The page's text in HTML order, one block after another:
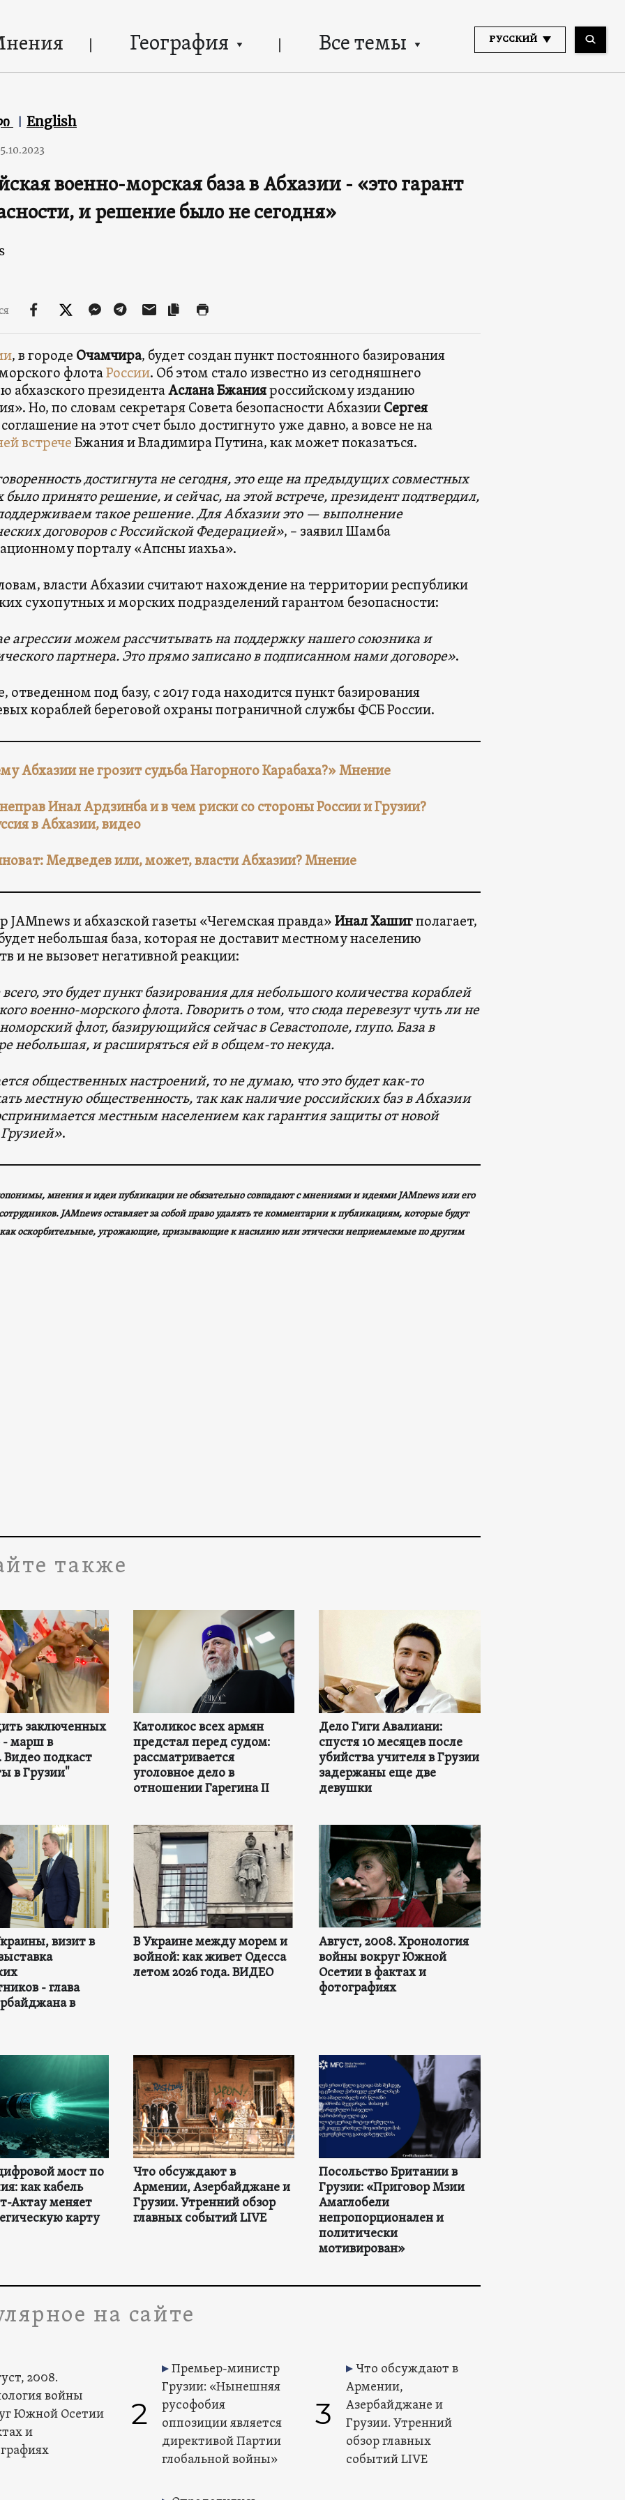
География Все темы РУССКИЙ
English
военно-морская база в Абхазии - «это гарант
и решение было не сегодня»
, в городе Очамчира, будет создан пункт постоянного базирования
флотаРоссии. Об этом стало известно из сегодняшнего
абхазского президентаАслана Бжанияроссийскому изданию
Но, по словам секретаря Совета безопасности АбхазииСергея
соглашение на этот счет было достигнуто уже давно, а вовсе не на
встречеБжания и Владимира Путина, как может показаться.
достигнута не сегодня, это еще на предыдущих совместных
было принято решение, и сейчас, на этой встрече, президент подтвердил,
такое решение. Для Абхазии это — выполнение
договоров с Российской Федерацией», – заявил Шамба
порталу «Апсны иахьа».
власти Абхазии считают нахождение на территории республики
сухопутных и морских подразделений гарантом безопасности:
агрессии можем рассчитывать на поддержку нашего союзника и
партнера. Это прямо записано в подписанном нами договоре».
отведенном под базу, с 2017 года находится пункт базирования
кораблей береговой охраны пограничной службы ФСБ России.
Абхазии не грозит судьба Нагорного Карабаха?» Мнение
Инал Ардзинба и в чем риски со стороны России и Грузии?
в Абхазии, видео
Медведев или, может, власти Абхазии? Мнение
JAMnews и абхазской газеты «Чегемская правда»Инал Хашигполагает,
небольшая база, которая не доставит местному населению
и не вызовет негативной реакции:
это будет пункт базирования для небольшого количества кораблей
военно-морского флота. Говорить о том, что сюда перевезут чуть ли не
флот, базирующийся сейчас в Севастополе, глупо. База в
небольшая, и расширяться ей в общем-то некуда.
общественных настроений, то не думаю, что это будет как-то
местную общественность, так как наличие российских баз в Абхазии
местным населением как гарантия защиты от новой
.
мнения и идеи публикации не обязательно совпадают с мнениями и идеями JAMnews или его
JAMnews оставляет за собой право удалять те комментарии к публикациям, которые будут
оскорбительные, угрожающие, призывающие к насилию или этически неприемлемые по другим
также
заключенных
марш в
подкаст
в Грузии"
Католикос всех армян
предстал перед судом:
рассматривается
уголовное дело в
отношении Гарегина II
Дело Гиги Авалиани:
спустя 10 месяцев после
убийства учителя в Грузии
задержаны еще две
девушки
визит в
- глава
в
В Украине между морем и
войной: как живет Одесса
летом 2026 года. ВИДЕО
Август, 2008. Хронология
войны вокруг Южной
Осетии в фактах и
фотографиях
мост по
как кабель
Актау меняет
карту
Что обсуждают в
Армении, Азербайджане и
Грузии. Утренний обзор
главных событий LIVE
Посольство Британии в
Грузии: «Приговор Мзии
Амаглобели
непропорционален и
политически
мотивирован»
на сайте
2008.
войны
Южной Осетии
и
2
Премьер-министр
Грузии: «Нынешняя
русофобия
оппозиции является
директивой Партии
глобальной войны»
3
Что обсуждают в
Армении,
Азербайджане и
Грузии. Утренний
обзор главных
событий LIVE